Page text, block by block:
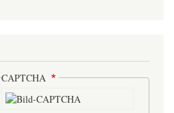
CAPTCHA